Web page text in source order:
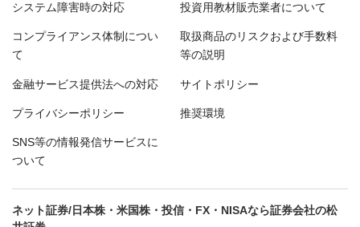
システム障害時の対応 投資用教材販売業者について
コンプライアンス体制につい
て
取扱商品のリスクおよび手数料
等の説明
金融サービス提供法への対応 サイトポリシー
プライバシーポリシー 推奨環境
SNS等の情報発信サービスに
ついて
ネット証券/日本株・米国株・投信・FX・NISAなら証券会社の松